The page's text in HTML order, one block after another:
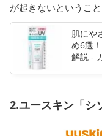
が起きないというこ
肌にや
め6選
解説 -
2.ユースキン「シ